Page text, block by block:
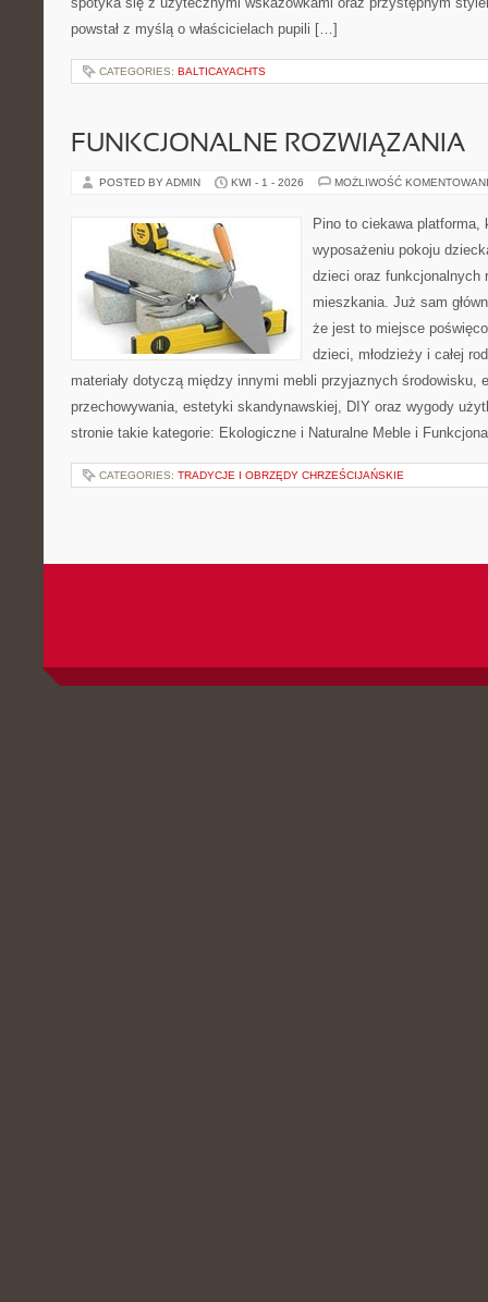
powstał z myślą o właścicielach pupili […]
CATEGORIES: BALTICAYACHTS
FUNKCJONALNE ROZWIĄZANIA
POSTED BY ADMIN KWI - 1 - 2026 MOŻLIWOŚĆ
Pino to ciekawa platforma,
wyposażeniu pokoju
dzieci oraz funkcjonalnych
mieszkania. Już sam
że jest to miejsce
dzieci, młodzieży i całej
materiały dotyczą między innymi mebli przyjaznych środowisku,
przechowywania, estetyki skandynawskiej, DIY oraz wygody
stronie takie kategorie: Ekologiczne i Naturalne Meble i
CATEGORIES: TRADYCJE I OBRZĘDY CHRZEŚCIJAŃSKIE